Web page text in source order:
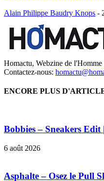
Alain Philippe Baudry Knops -
Homactu, Webzine de
Contactez-nous:
ENCORE PLUS
Bobbies – Sneakers Edit
6 août 2026
Asphalte – Osez le Pull